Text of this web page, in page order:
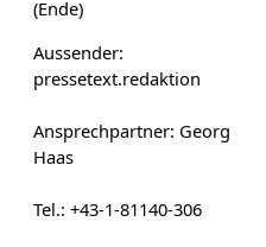
(Ende)
Aussender:
pressetext.redaktion
Ansprechpartner: Georg
Haas
Tel.: +43-1-81140-306